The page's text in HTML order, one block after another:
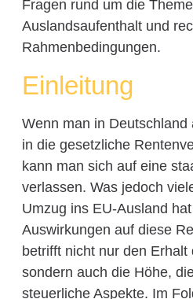
Fragen rund um die
Auslandsaufenthalt und
Rahmenbedingungen.
Einleitung
Wenn man in
in die gesetzliche
kann man sich auf eine
verlassen. Was jedoch
Umzug ins EU-Ausland
Auswirkungen auf diese
betrifft nicht nur den Erhalt
sondern auch die Höhe,
steuerliche Aspekte. Im